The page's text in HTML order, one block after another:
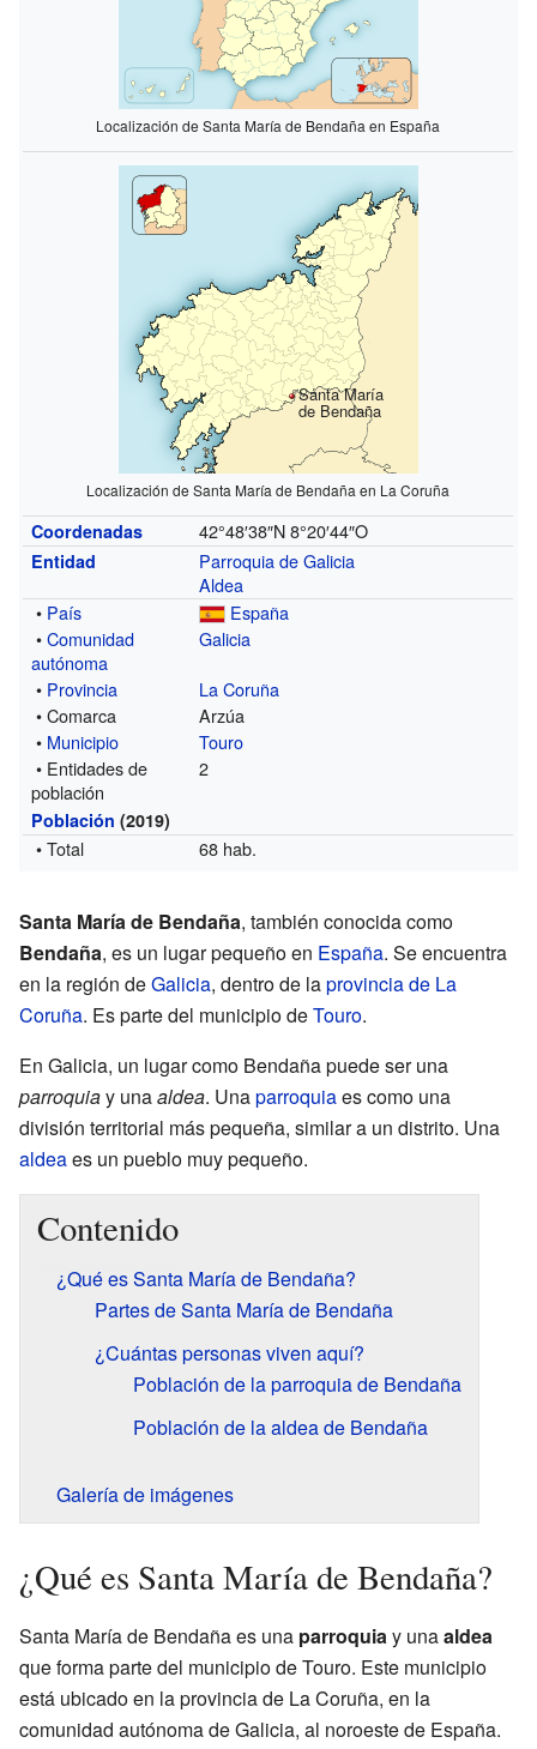
Localización de Santa María de Bendaña en España
Santa María
de Bendaña
Localización de Santa María de Bendaña en La Coruña
Coordenadas 42°48′38″N 8°20′44″O
Entidad
Parroquia de Galicia
Aldea
• País
España
•Comunidad
autónoma
Galicia
• Provincia
La Coruña
• Comarca
Arzúa
• Municipio
Touro
• Entidades de
población
2
Población (2019)
• Total 68 hab.
Santa María de Bendaña, también conocida como
Bendaña, es un lugar pequeño en España. Se encuentra
en la región deGalicia, dentro de laprovincia de La
Coruña. Es parte del municipio deTouro.
En Galicia, un lugar como Bendaña puede ser una
parroquiay unaaldea. Unaparroquiaes como una
división territorial más pequeña, similar a un distrito. Una
aldeaes un pueblo muy pequeño.
Contenido
¿Qué es Santa María de Bendaña?
Partes de Santa María de Bendaña
¿Cuántas personas viven aquí?
Población de la parroquia de Bendaña
Población de la aldea de Bendaña
Galería de imágenes
¿Qué es Santa María de Bendaña?
Santa María de Bendaña es una parroquiay unaaldea
que forma parte del municipio de Touro. Este municipio
está ubicado en la provincia de La Coruña, en la
comunidad autónoma de Galicia, al noroeste de España.